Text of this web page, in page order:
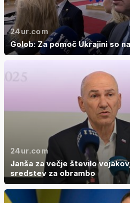
24ur.com
Golob: Za pomoč Ukrajini so
24ur.com
Janša za večje število
sredstev za obrambo